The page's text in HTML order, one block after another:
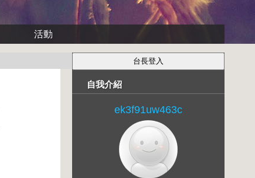
活動
自我介紹
ek3f91uw463c